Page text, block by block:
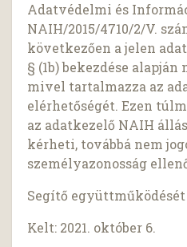
Adatvédelmi és
NAIH/2015/4710/2/V.
következően a jelen
§ (1b) bekezdése
mivel tartalmazza az
elérhetőségét. Ezen
az adatkezelő NAIH
kérheti, továbbá nem
személyazonosság
Segítő
Kelt: 2021. október 6.